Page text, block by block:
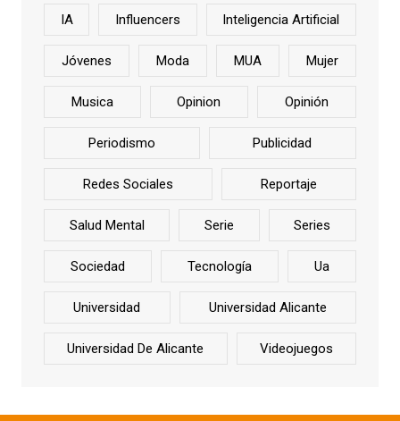
IA Influencers Inteligencia Artificial
Jóvenes Moda MUA Mujer
Musica Opinion Opinión
Periodismo Publicidad
Redes Sociales Reportaje
Salud Mental Serie Series
Sociedad Tecnología Ua
Universidad Universidad Alicante
Universidad De Alicante Videojuegos